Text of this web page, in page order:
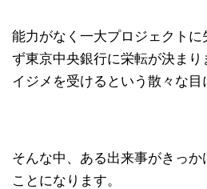
能力がなく一大プロジェクトに
ず東京中央銀行に栄転が決ま
イジメを受けるという散々な目
そんな中、ある出来事がきっ
ことになります。